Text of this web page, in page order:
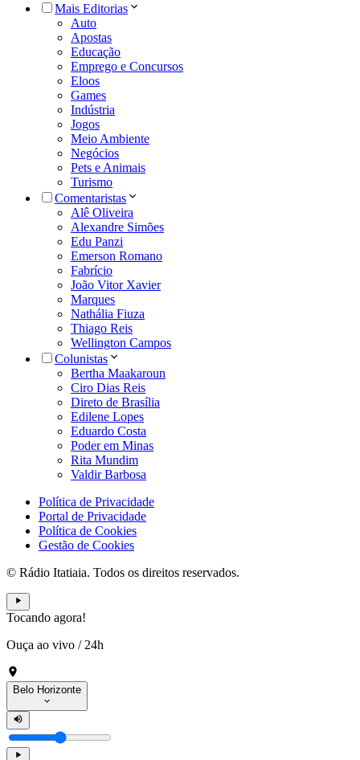
Mais Editorias
Auto
Apostas
Educação
Emprego e Concursos
Eloos
Games
Indústria
Jogos
Meio Ambiente
Negócios
Pets e Animais
Turismo
Comentaristas
Alê Oliveira
Alexandre Simões
Edu Panzi
Emerson Romano
Fabrício
João Vitor Xavier
Marques
Nathália Fiuza
Thiago Reis
Wellington Campos
Colunistas
Bertha Maakaroun
Ciro Dias Reis
Direto de Brasília
Edilene Lopes
Eduardo Costa
Poder em Minas
Rita Mundim
Valdir Barbosa
Política de Privacidade
Portal de Privacidade
Política de Cookies
Gestão de Cookies
© Rádio Itatiaia. Todos os direitos reservados.
Tocando agora!
Ouça ao vivo / 24h
Belo Horizonte